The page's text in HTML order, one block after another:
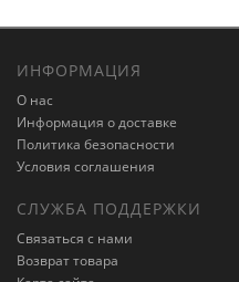
ИНФОРМАЦИЯ
О нас
Информация о доставке
Политика безопасности
Условия соглашения
СЛУЖБА ПОДДЕРЖКИ
Связаться с нами
Возврат товара